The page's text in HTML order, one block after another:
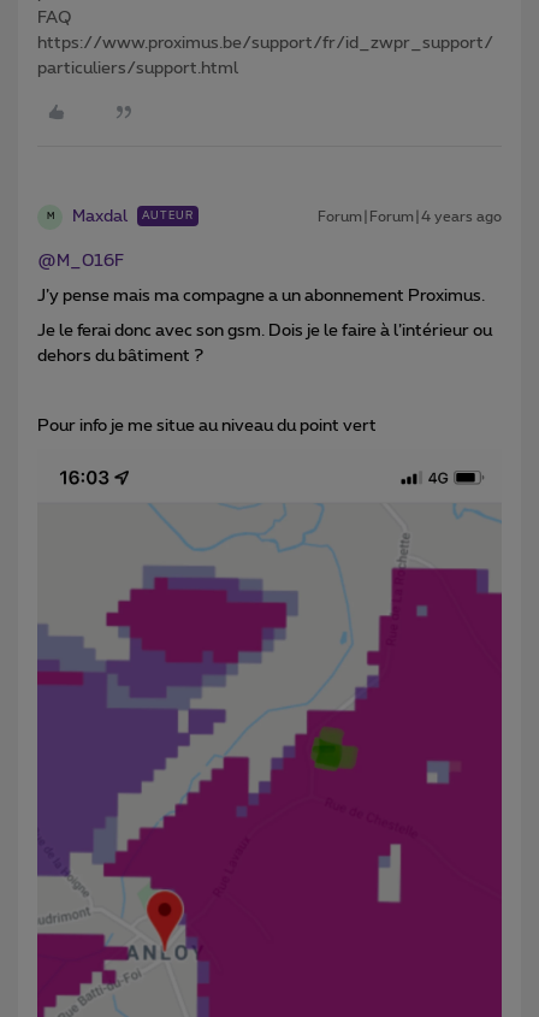
FAQ
https://www.proximus.be/support/fr/id_zwpr_support/
particuliers/support.html
M Maxdal AUTEUR Forum|Forum|4 years ago
@M_016F
J’y pense mais ma compagne a un abonnement Proximus.
Je le ferai donc avec son gsm. Dois je le faire à l’intérieur ou
dehors du bâtiment ?
Pour info je me situe au niveau du point vert